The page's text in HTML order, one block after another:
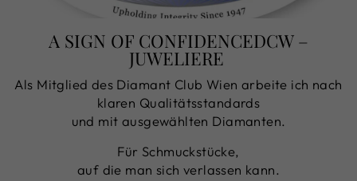
A SIGN OF CONFIDENCEDCW –
JUWELIERE
Als Mitglied des Diamant Club Wien arbeite ich nach
klaren Qualitätsstandards
und mit ausgewählten Diamanten.
Für Schmuckstücke,
auf die man sich verlassen kann.